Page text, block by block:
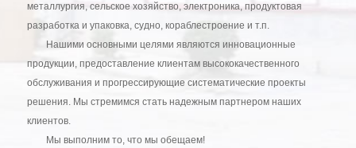
металлургия, сельское хозяйство, электроника, продуктовая
разработка и упаковка, судно, кораблестроение и т.п.
Нашими основными целями являются инновационные
продукции, предоставление клиентам высококачественного
обслуживания и прогрессирующие систематические проекты
решения. Мы стремимся стать надежным партнером наших
клиентов.
Мы выполним то, что мы обещаем!